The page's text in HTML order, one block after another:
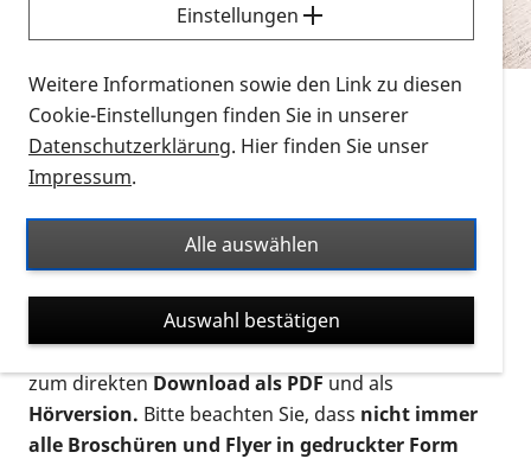
suchen und dieses bestellen bzw. herunterladen
können? Schauen Sie sich dieErklärvideos zum
Thema Infomaterial auf der PRO RETINA-Website
für blinde und sehbehinderte Menschen an.
Auf dieser Seite finden Sie sämtliches Infomaterial
Ort. Nutzen Sie den Formatfilter, um ausschließlich
nach Flyern und Broschüren, Audios oder Videos zu
suchen. Die meisten Flyer und Broschüren werden in
verschiedenen Formaten angeboten: zur
postalischen Bestellung als gedruckte Variante
zum direktenDownload als PDFund als
Hörversion. Bitte beachten Sie, dass nicht immer
alle Broschüren und Flyer in gedruckter Form
Einstellungen
Weitere Informationen sowie den Link zu diesen
Cookie-Einstellungen finden Sie in unserer
Datenschutzerklärung. Hier finden Sie unser
Impressum.
Alle auswählen
Auswahl bestätigen